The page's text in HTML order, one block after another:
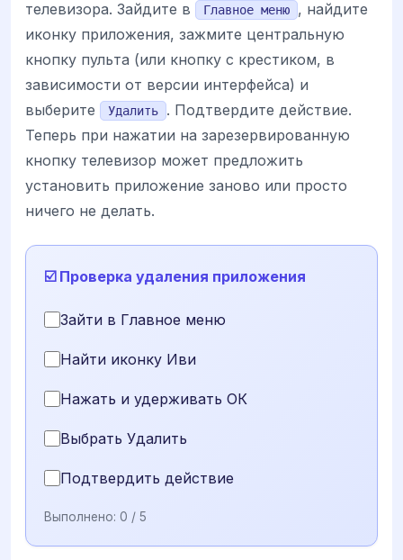
телевизора. Зайдите в
Главное меню
, найдите
иконку приложения, зажмите центральную
кнопку пульта (или кнопку с крестиком, в
зависимости от версии интерфейса) и
выберите
Удалить
. Подтвердите действие.
Теперь при нажатии на зарезервированную
кнопку телевизор может предложить
установить приложение заново или просто
ничего не делать.
☑️ Проверка удаления приложения
Зайти в Главное меню
Найти иконку Иви
Нажать и удерживать ОК
Выбрать Удалить
Подтвердить действие
Выполнено: 0 / 5